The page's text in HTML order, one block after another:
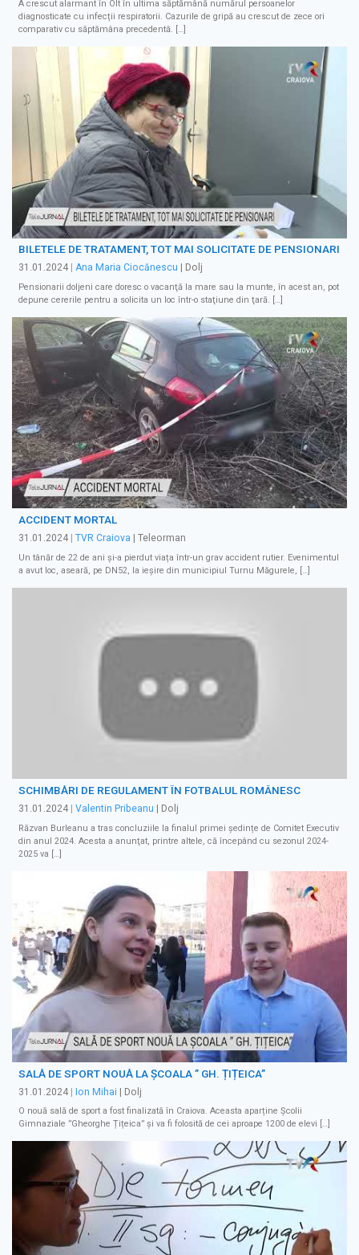
A crescut alarmant în Olt în ultima săptămână numărul persoanelor
diagnosticate cu infecții respiratorii. Cazurile de gripă au crescut de zece ori
comparativ cu săptămâna precedentă. […]
BILETELE DE TRATAMENT, TOT MAI SOLICITATE DE PENSIONARI
31.01.2024 Ana Maria Ciocănescu | Dolj
Pensionarii doljeni care doresc o vacanţă la mare sau la munte, în acest an, pot
depune cererile pentru a solicita un loc într-o staţiune din ţară. […]
ACCIDENT MORTAL
31.01.2024 TVR Craiova | Teleorman
Un tânăr de 22 de ani și-a pierdut viața într-un grav accident rutier. Evenimentul
a avut loc, aseară, pe DN52, la ieșire din municipiul Turnu Măgurele, […]
SCHIMBĂRI DE REGULAMENT ÎN FOTBALUL ROMÂNESC
31.01.2024 | Valentin Pribeanu | Dolj
Răzvan Burleanu a tras concluziile la finalul primei ședințe de Comitet Executiv
din anul 2024. Acesta a anunţat, printre altele, că începând cu sezonul 2024-
2025 va […]
SALĂ DE SPORT NOUĂ LA ȘCOALA ” GH. ȚIȚEICA”
31.01.2024 | Ion Mihai | Dolj
O nouă sală de sport a fost finalizată în Craiova. Aceasta aparține Școlii
Gimnaziale ”Gheorghe Țițeica” și va fi folosită de cei aproape 1200 de elevi […]